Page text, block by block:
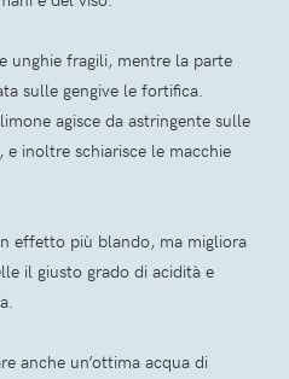
unghie fragili, mentre la parte
sulle gengive le fortifica.
agisce da astringente sulle
inoltre schiarisce le macchie
effetto più blando, ma migliora
il giusto grado di acidità e
anche un’ottima acqua di